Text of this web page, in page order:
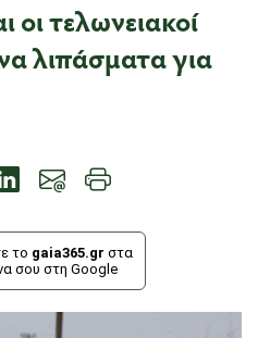
οι τελωνειακοί
λιπάσματα για
το gaia365.gr στα
σου στη Google